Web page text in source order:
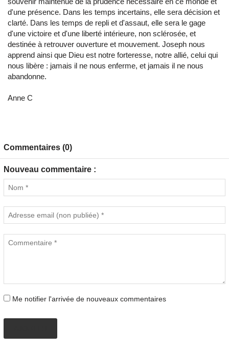
d'une présence. Dans les temps incertains, elle sera décision et
clarté. Dans les temps de repli et d'assaut, elle sera le gage
d'une victoire et d'une liberté intérieure, non sclérosée, et
destinée à retrouver ouverture et mouvement. Joseph nous
apprend ainsi que Dieu est notre forteresse, notre allié, celui qui
nous libère : jamais il ne nous enferme, et jamais il ne nous
abandonne.
Anne C
Commentaires (0)
Nouveau commentaire :
Me notifier l'arrivée de nouveaux commentaires